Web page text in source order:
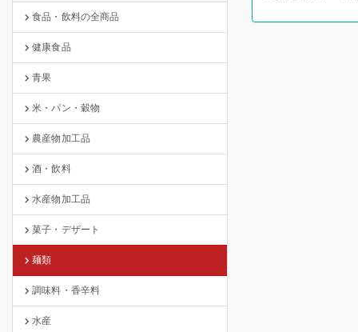
食品・飲料の全商品
健康食品
青果
米・パン・穀物
農産物加工品
酒・飲料
水産物加工品
菓子・デザート
麺類
調味料・香辛料
水産